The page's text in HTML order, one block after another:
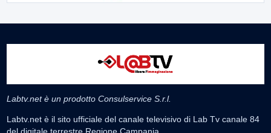
Labtv.net è un prodotto Consulservice S.r.l.
Labtv.net è il sito ufficiale del canale televisivo di Lab Tv canale 84